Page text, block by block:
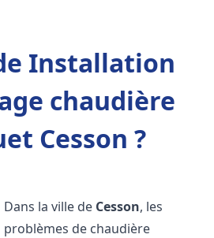
Installation
chaudière
Cesson ?
Dans la ville de Cesson, les
problèmes de chaudière